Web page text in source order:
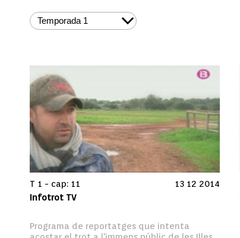
T 1 - cap: 11
13 12 2014
Infotrot TV
Programa de reportatges que intenta